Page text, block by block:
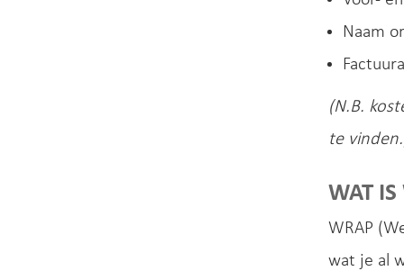
Naam
(N.B.
te
WAT IS
WRAP
wat je al